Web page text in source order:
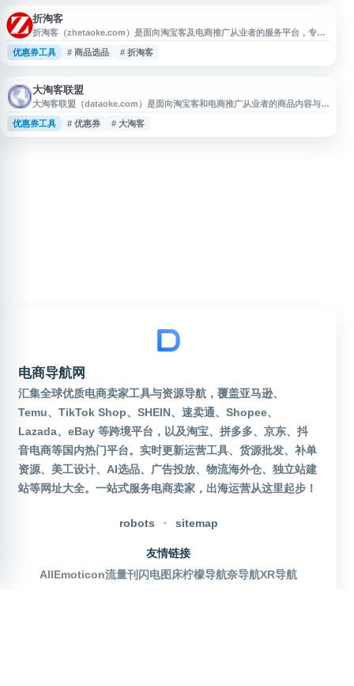
淘客还是资深推广者，
折淘客
折淘客（zhetaoke.com）是面向淘宝客及电商推广从业者的服务平台，专注
于优质商品内容整理与推广资源提供。网站涵盖领券优惠精选、鹊桥商品、淘
宝客推广运营干货、商品数据及转化相关内容，帮助用户提升选品与运营效
优惠券工具 # 商品选品 # 折淘客
大淘客联盟
大淘客联盟（dataoke.com）是面向淘宝客和电商推广从业者的商品内容与推
广服务平台，提供精选商品库、热销榜单、跟推群资源及淘宝客运营相关内
容。网站聚合优惠券商品、推广数据和运营干货，帮助淘宝客提升选品与推广
优惠券工具 # 优惠券 # 大淘客
电商导航网
汇集全球优质电商卖家工具与资源导航，覆盖亚马逊、
Temu、TikTok Shop、SHEIN、速卖通、Shopee、
Lazada、eBay 等跨境平台，以及淘宝、拼多多、京东、抖
音电商等国内热门平台。实时更新运营工具、货源批发、补单
资源、美工设计、AI选品、广告投放、物流海外仓、独立站建
站等网址大全。一站式服务电商卖家，出海运营从这里起步！
robots sitemap
友情链接
AllEmoticon流量刊 闪电图床柠檬导航奈导航XR导航